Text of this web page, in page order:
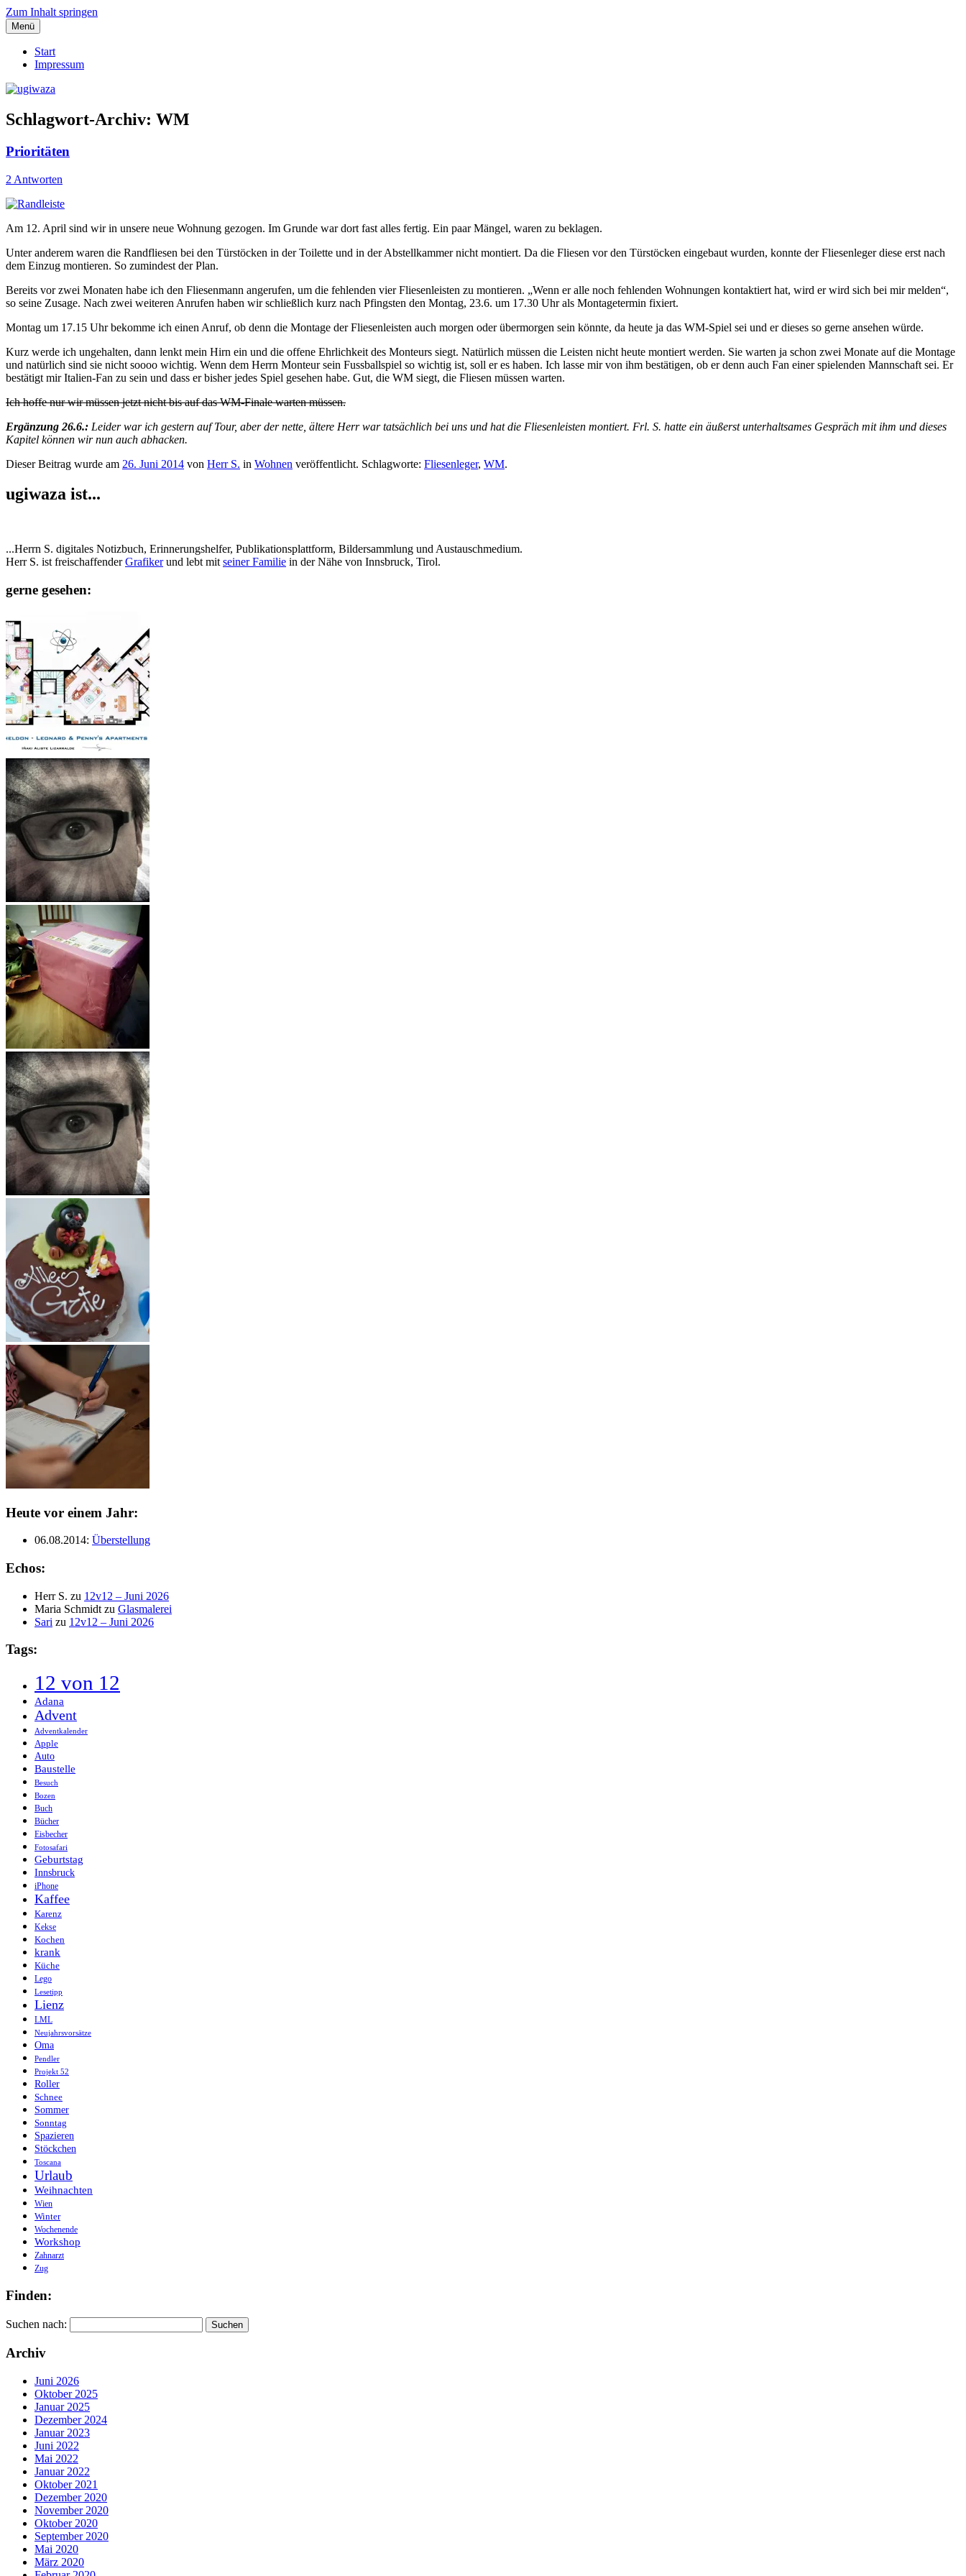
Zum Inhalt springen
ugiwaza
Menü
Start
Impressum
Schlagwort-Archiv: WM
Prioritäten
2 Antworten
Am 12. April sind wir in unsere neue Wohnung gezogen. Im Grunde war dort fast alles fertig. Ein paar Mängel, waren zu beklagen.
Unter anderem waren die Randfliesen bei den Türstöcken in der Toilette und in der Abstellkammer nicht montiert. Da die Fliesen vor den Türstöcken eingebaut wurden, konnte der Fliesenleger diese erst nach
dem Einzug montieren. So zumindest der Plan.
Bereits vor zwei Monaten habe ich den Fliesenmann angerufen, um die fehlenden vier Fliesenleisten zu montieren. „Wenn er alle noch fehlenden Wohnungen kontaktiert hat, wird er wird sich bei mir melden“,
so seine Zusage. Nach zwei weiteren Anrufen haben wir schließlich kurz nach Pfingsten den Montag, 23.6. um 17.30 Uhr als Montagetermin fixiert.
Montag um 17.15 Uhr bekomme ich einen Anruf, ob denn die Montage der Fliesenleisten auch morgen oder übermorgen sein könnte, da heute ja das WM-Spiel sei und er dieses so gerne ansehen würde.
Kurz werde ich ungehalten, dann lenkt mein Hirn ein und die offene Ehrlichkeit des Monteurs siegt. Natürlich müssen die Leisten nicht heute montiert werden. Sie warten ja schon zwei Monate auf die Montage
und natürlich sind sie nicht soooo wichtig. Wenn dem Herrn Monteur sein Fussballspiel so wichtig ist, soll er es haben. Ich lasse mir von ihm bestätigen, ob er denn auch Fan einer spielenden Mannschaft sei. Er
bestätigt mir Italien-Fan zu sein und dass er bisher jedes Spiel gesehen habe. Gut, die WM siegt, die Fliesen müssen warten.
Ich hoffe nur wir müssen jetzt nicht bis auf das WM-Finale warten müssen.
Ergänzung 26.6.: Leider war ich gestern auf Tour, aber der nette, ältere Herr war tatsächlich bei uns und hat die Fliesenleisten montiert. Frl. S. hatte ein äußerst unterhaltsames Gespräch mit ihm und dieses
Kapitel können wir nun auch abhacken.
Dieser Beitrag wurde am 26. Juni 2014 von Herr S. in Wohnen veröffentlicht. Schlagworte: Fliesenleger, WM.
ugiwaza ist...
...Herrn S. digitales Notizbuch, Erinnerungshelfer, Publikationsplattform, Bildersammlung und Austauschmedium.
Herr S. ist freischaffenderGrafikerund lebt mit seiner Familie in der Nähe von Innsbruck, Tirol.
gerne gesehen:
Heute vor einem Jahr:
06.08.2014: Überstellung
Echos:
Herr S. zu 12v12 – Juni 2026
Maria Schmidt zu Glasmalerei
Sari zu 12v12 – Juni 2026
Tags:
12 von 12
Adana
Advent
Adventkalender
Apple
Auto
Baustelle
Besuch
Bozen
Buch
Bücher
Eisbecher
Fotosafari
Geburtstag
Innsbruck
iPhone
Kaffee
Karenz
Kekse
Kochen
krank
Küche
Lego
Lesetipp
Lienz
LML
Neujahrsvorsätze
Oma
Pendler
Projekt 52
Roller
Schnee
Sommer
Sonntag
Spazieren
Stöckchen
Toscana
Urlaub
Weihnachten
Wien
Winter
Wochenende
Workshop
Zahnarzt
Zug
Finden:
Suchen nach:
Archiv
Juni 2026
Oktober 2025
Januar 2025
Dezember 2024
Januar 2023
Juni 2022
Mai 2022
Januar 2022
Oktober 2021
Dezember 2020
November 2020
Oktober 2020
September 2020
Mai 2020
März 2020